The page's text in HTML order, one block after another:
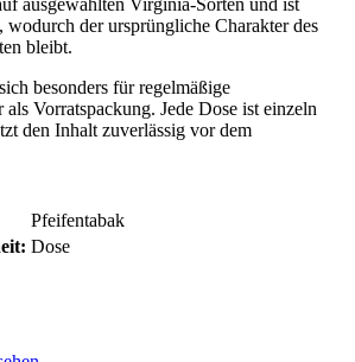
ausgewählten Virginia-Sorten und ist
, wodurch der ursprüngliche Charakter des
bleibt.
besonders für regelmäßige
als Vorratspackung. Jede Dose ist einzeln
den Inhalt zuverlässig vor dem
Pfeifentabak
Dose